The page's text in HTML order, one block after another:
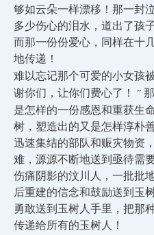
够如云朵一样漂移！那一封
多少伤心的泪水，道出了孩
而那一份份爱心，同样在十
地传递！
难以忘记那个可爱的小女孩
谢你们，让你们费心了！ ”
是怎样的一份感恩和重获生
树，塑造出的又是怎样淳朴
迅速集结的部队和赈灾物资
难，源源不断地送到亟待需
伤痛阴影的汶川人，一批批
后重建的信念和鼓励送到玉
勇敢送到玉树人手里，把那
传递给所有的玉树人！